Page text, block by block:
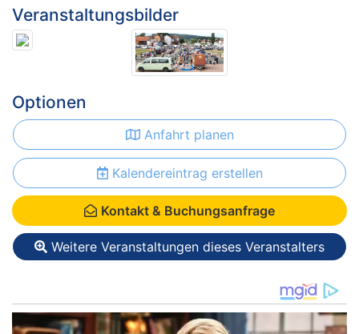
Veranstaltungsbilder
Optionen
Anfahrt planen
Kalendereintrag erstellen
Kontakt & Buchungsanfrage
Weitere Veranstaltungen dieses Veranstalters